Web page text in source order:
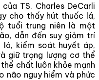
TS. Charles DeCarli
cho thấy hút thuốc lá,
tuổi trung niên là một
dẫn đến suy giảm trí
lá, kiểm soát huyết áp,
giữ trọng lượng cơ thể
chất luôn khỏe mạnh
não nguy hiểm và phức